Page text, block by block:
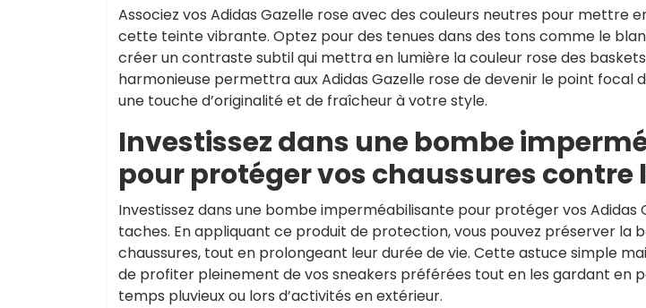
Associez vos Adidas Gazelle rose avec des couleurs neutres pour mettre
cette teinte vibrante. Optez pour des tenues dans des tons comme le
créer un contraste subtil qui mettra en lumière la couleur rose des
harmonieuse permettra aux Adidas Gazelle rose de devenir le point focal
une touche d’originalité et de fraîcheur à votre style.
Investissez dans une bombe
pour protéger vos chaussures contre
Investissez dans une bombe imperméabilisante pour protéger vos Adidas
taches. En appliquant ce produit de protection, vous pouvez préserver la
chaussures, tout en prolongeant leur durée de vie. Cette astuce simple
de profiter pleinement de vos sneakers préférées tout en les gardant en
temps pluvieux ou lors d’activités en extérieur.